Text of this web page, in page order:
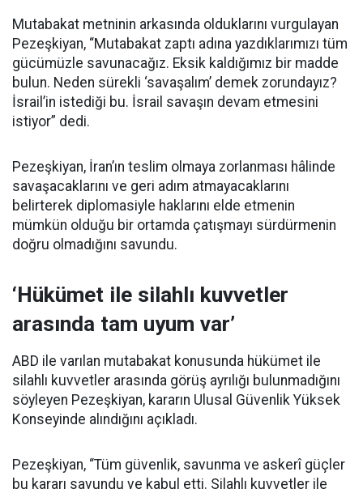
Mutabakat metninin arkasında olduklarını vurgulayan
Pezeşkiyan, “Mutabakat zaptı adına yazdıklarımızı tüm
gücümüzle savunacağız. Eksik kaldığımız bir madde
bulun. Neden sürekli ‘savaşalım’ demek zorundayız?
İsrail’in istediği bu. İsrail savaşın devam etmesini
istiyor” dedi.
Pezeşkiyan, İran’ın teslim olmaya zorlanması hâlinde
savaşacaklarını ve geri adım atmayacaklarını
belirterek diplomasiyle haklarını elde etmenin
mümkün olduğu bir ortamda çatışmayı sürdürmenin
doğru olmadığını savundu.
‘Hükümet ile silahlı kuvvetler
arasında tam uyum var’
ABD ile varılan mutabakat konusunda hükümet ile
silahlı kuvvetler arasında görüş ayrılığı bulunmadığını
söyleyen Pezeşkiyan, kararın Ulusal Güvenlik Yüksek
Konseyinde alındığını açıkladı.
Pezeşkiyan, “Tüm güvenlik, savunma ve askerî güçler
bu kararı savundu ve kabul etti. Silahlı kuvvetler ile